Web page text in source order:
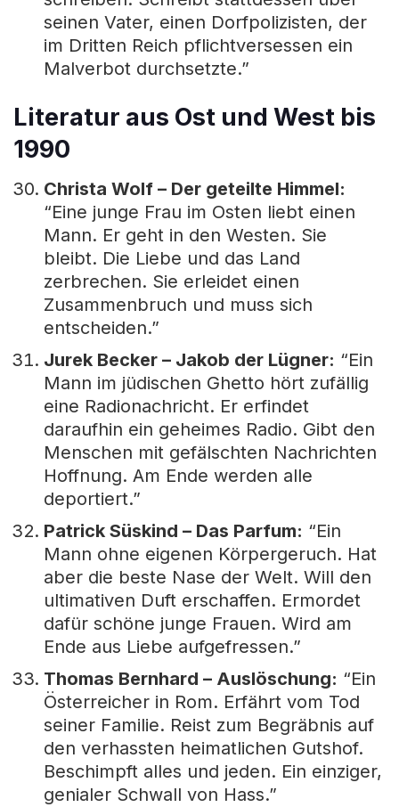
seinen Vater, einen Dorfpolizisten, der
im Dritten Reich pflichtversessen ein
Malverbot durchsetzte.”
Literatur aus Ost und West bis
1990
Christa Wolf – Der geteilte Himmel:
“Eine junge Frau im Osten liebt einen
Mann. Er geht in den Westen. Sie
bleibt. Die Liebe und das Land
zerbrechen. Sie erleidet einen
Zusammenbruch und muss sich
entscheiden.”
Jurek Becker – Jakob der Lügner: “Ein
Mann im jüdischen Ghetto hört zufällig
eine Radionachricht. Er erfindet
daraufhin ein geheimes Radio. Gibt den
Menschen mit gefälschten Nachrichten
Hoffnung. Am Ende werden alle
deportiert.”
Patrick Süskind – Das Parfum: “Ein
Mann ohne eigenen Körpergeruch. Hat
aber die beste Nase der Welt. Will den
ultimativen Duft erschaffen. Ermordet
dafür schöne junge Frauen. Wird am
Ende aus Liebe aufgefressen.”
Thomas Bernhard – Auslöschung: “Ein
Österreicher in Rom. Erfährt vom Tod
seiner Familie. Reist zum Begräbnis auf
den verhassten heimatlichen Gutshof.
Beschimpft alles und jeden. Ein einziger,
genialer Schwall von Hass.”